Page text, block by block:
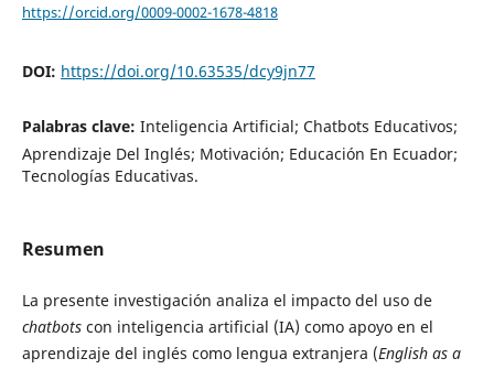
https://orcid.org/0009-0002-1678-4818
DOI: https://doi.org/10.63535/dcy9jn77
Palabras clave: Inteligencia Artificial; Chatbots Educativos;
Aprendizaje Del Inglés; Motivación; Educación En Ecuador;
Tecnologías Educativas.
Resumen
La presente investigación analiza el impacto del uso de
chatbotscon inteligencia artificial (IA) como apoyo en el
aprendizaje del inglés como lengua extranjera (English as a